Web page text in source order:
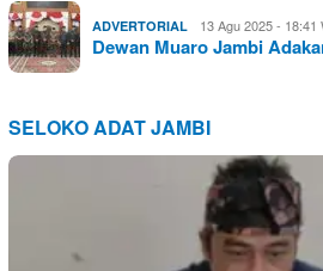
ADVERTORIAL 13 Agu 2025 - 18:41
Dewan Muaro Jambi
SELOKO ADAT JAMBI